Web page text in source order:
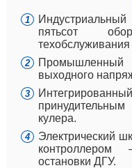
пятьсот
Промышленный
выходного
кулера.
Электрический
остановки ДГУ.